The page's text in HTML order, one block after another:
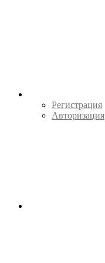
Регистрация
Авторизация